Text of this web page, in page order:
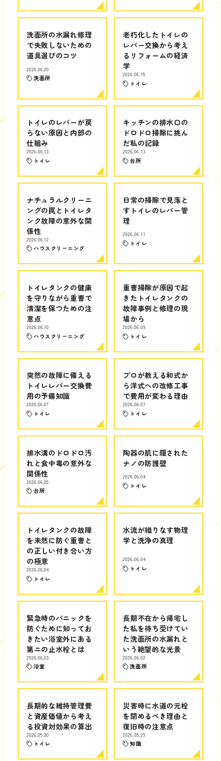
洗面所の水漏れ修理
で失敗しないための
道具選びのコツ
2026.06.20
洗面所
老朽化したトイレの
レバー交換から考え
るリフォームの経済
学
2026.06.15
トイレ
トイレのレバーが戻
らない原因と内部の
仕組み
2026.06.13
トイレ
キッチンの排水口の
ドロドロ掃除に挑ん
だ私の記録
2026.06.13
台所
ナチュラルクリーニ
ングの罠とトイレタ
ンク故障の意外な関
係性
2026.06.12
ハウスクリーニング
日常の掃除で見落と
すトイレのレバー管
理
2026.06.11
トイレ
トイレタンクの健康
を守りながら重曹で
清潔を保つための注
意点
2026.06.10
ハウスクリーニング
重曹掃除が原因で起
きたトイレタンクの
故障事例と修理の現
場から
2026.06.09
トイレ
突然の故障に備える
トイレレバー交換費
用の予備知識
2026.06.07
トイレ
プロが教える和式か
ら洋式への改修工事
で費用が変わる理由
2026.06.07
トイレ
排水溝のドロドロ汚
れと食中毒の意外な
関係性
2026.06.05
台所
陶器の肌に隠された
ナノの防護壁
2026.06.04
トイレ
トイレタンクの故障
を未然に防ぐ重曹と
の正しい付き合い方
の極意
2026.06.04
トイレ
水流が織りなす物理
学と洗浄の真理
2026.06.04
トイレ
緊急時のパニックを
防ぐために知ってお
きたい浴室外にある
第ニの止水栓とは
2026.06.03
浴室
長期不在から帰宅し
た私を待ち受けてい
た洗面所の水漏れと
いう絶望的な光景
2026.06.02
洗面所
長期的な維持管理費
と資産価値から考え
る投資対効果の算出
2026.05.30
トイレ
災害時に水道の元栓
を閉めるべき理由と
復旧時の注意点
2026.05.29
知識